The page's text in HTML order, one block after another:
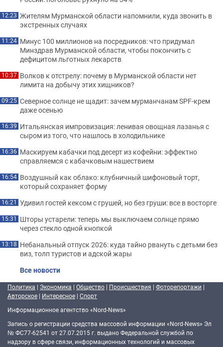
12:23 Жителям Мурманской области напомнили, куда звонить в
экстренных случаях
11:24 Минус 100 миллионов на посредников: что придумал
Минздрав Мурманской области, чтобы покончить с
дефицитом льготных лекарств
10:37 Волков к отстрелу: почему в Мурманской области нет
лимита на добычу этих хищников?
09:25 Северное солнце не щадит: зачем мурманчанам SPF-крем
даже осенью
16:39 Итальянская импровизация: ленивая овощная лазанья с
сыром из того, что нашлось в холодильнике
16:36 Маскируем кабачки под десерт из кофейни: эффектно
справляемся с кабачковым нашествием
16:54 Воздушный как облако: клубничный шифоновый торт,
который сохраняет форму
16:21 Удивил гостей кексом с грушей, но без груши: все в восторге
15:31 Шторы устарели: теперь мы выключаем солнце прямо
через стекло одной кнопкой
13:18 Небанальный отпуск 2026: куда тайно рвануть с детьми без
виз, толп туристов и адской жары
Все новости
Политика | Экономика | Общество | Происшествия | Фоторепортажи |
Авторское | Интересное | Спорт
Информационное агентство «Nord-News»
Запись о регистрации средства массовой информации «Nord-News» Эл
№ ФС77-62541 от 27.07.2015 г. выдано Федеральной службой по
надзору в сфере связи, информационных технологий и массовых